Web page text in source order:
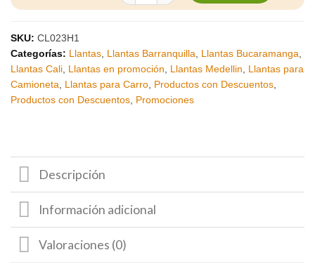
SKU: CL023H1
Categorías: Llantas Llantas Barranquilla Llantas Bucaramanga
Llantas Cali Llantas en promoción Llantas Medellin
Llantas para
Camioneta
Llantas para Carro Productos con Descuentos
Productos con Descuentos Promociones
Descripción
Información adicional
Valoraciones (0)